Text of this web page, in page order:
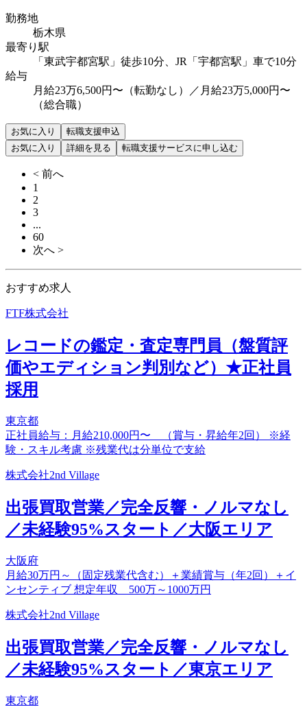
勤務地
栃木県
最寄り駅
「東武宇都宮駅」徒歩10分、JR「宇都宮駅」車で10分
給与
月給23万6,500円〜（転勤なし）／月給23万5,000円〜
（総合職）
お気に入り
転職支援申込
お気に入り
詳細を見る 転職支援サービスに申し込む
< 前へ
1
2
3
...
60
次へ >
おすすめ求人
FTF株式会社
レコードの鑑定・査定専門員（盤質評
価やエディション判別など）★正社員
採用
東京都
正社員給与：月給210,000円〜 （賞与・昇給年2回） ※経
験・スキル考慮 ※残業代は分単位で支給
株式会社2nd Village
出張買取営業／完全反響・ノルマなし
／未経験95%スタート／大阪エリア
大阪府
月給30万円～（固定残業代含む）＋業績賞与（年2回）＋イ
ンセンティブ 想定年収 500万～1000万円
株式会社2nd Village
出張買取営業／完全反響・ノルマなし
／未経験95%スタート／東京エリア
東京都